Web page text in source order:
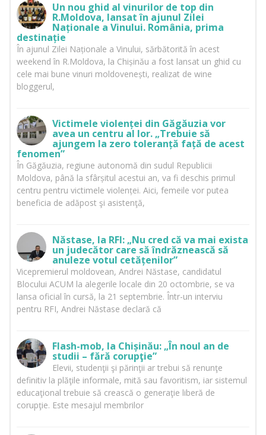
Un nou ghid al vinurilor de top din
R.Moldova, lansat în ajunul Zilei
Naționale a Vinului. România, prima
destinație
În ajunul Zilei Naționale a Vinului, sărbătorită în acest
weekend în R.Moldova, la Chișinău a fost lansat un ghid cu
cele mai bune vinuri moldovenești, realizat de wine
bloggerul,
Victimele violenței din Găgăuzia vor
avea un centru al lor. „Trebuie să
ajungem la zero toleranță față de acest
fenomen”
În Găgăuzia, regiune autonomă din sudul Republicii
Moldova, până la sfârșitul acestui an, va fi deschis primul
centru pentru victimele violenței. Aici, femeile vor putea
beneficia de adăpost şi asistenţă,
Năstase, la RFI: „Nu cred că va mai exista
un judecător care să îndrăznească să
anuleze votul cetățenilor”
Vicepremierul moldovean, Andrei Năstase, candidatul
Blocului ACUM la alegerile locale din 20 octombrie, se va
lansa oficial în cursă, la 21 septembrie. Într-un interviu
pentru RFI, Andrei Năstase declară că
Flash-mob, la Chișinău: „În noul an de
studii – fără corupţie”
Elevii, studenţii şi părinţii ar trebui să renunţe
definitiv la plăţile informale, mită sau favoritism, iar sistemul
educaţional trebuie să crească o generaţie liberă de
corupţie. Este mesajul membrilor